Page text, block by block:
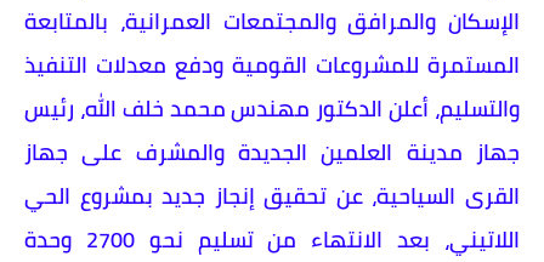
الإسكان والمرافق والمجتمعات العمرانية، بالمتابعة
المستمرة للمشروعات القومية ودفع معدلات التنفيذ
والتسليم، أعلن الدكتور مهندس محمد خلف الله، رئيس
جهاز مدينة العلمين الجديدة والمشرف على جهاز
القرى السياحية، عن تحقيق إنجاز جديد بمشروع الحي
اللاتيني، بعد الانتهاء من تسليم نحو 2700 وحدة